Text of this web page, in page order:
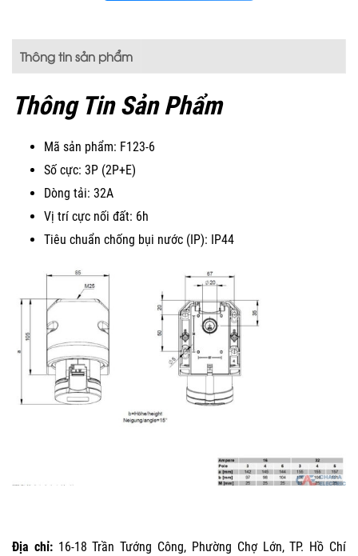
Thông tin sản phẩm
Thông Tin Sản Phẩm
Mã sản phẩm: F123-6
Số cực: 3P (2P+E)
Dòng tải: 32A
Vị trí cực nối đất: 6h
Tiêu chuẩn chống bụi nước (IP): IP44
Địa chỉ:16-18 Trần Tướng Công, Phường Chợ Lớn, TP. Hồ Chí